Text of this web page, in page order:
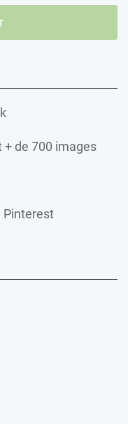
+ de 700 images
Pinterest